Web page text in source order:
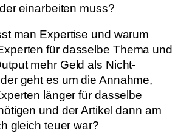
einarbeiten muss?
man Expertise und warum
für dasselbe Thema und
mehr Geld als Nicht-
geht es um die Annahme,
länger für dasselbe
und der Artikel dann am
gleich teuer war?